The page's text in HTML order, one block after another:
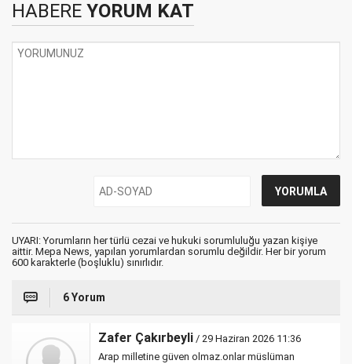
HABERE YORUM KAT
UYARI: Yorumların her türlü cezai ve hukuki sorumluluğu yazan kişiye
aittir. Mepa News, yapılan yorumlardan sorumlu değildir. Her bir yorum
600 karakterle (boşluklu) sınırlıdır.
6 Yorum
Zafer Çakırbeyli / 29 Haziran 2026 11:36
Arap milletine güven olmaz.onlar müslüman